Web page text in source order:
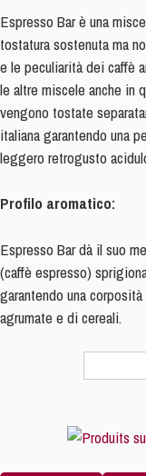
Espresso Bar è una
tostatura sostenuta ma
e le peculiarità dei caffè
le altre miscele anche in
vengono tostate
italiana garantendo una
leggero retrogusto
Profilo aromatico:
Espresso Bar dà il suo
(caffè espresso)
garantendo una
agrumate e di cereali.